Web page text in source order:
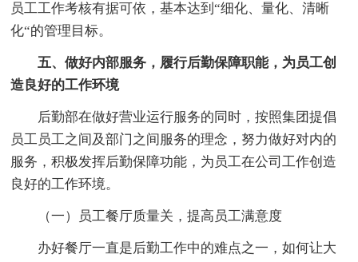
员工工作考核有据可依，基本达到“细化、量化、清晰
化“的管理目标。
五、做好内部服务，履行后勤保障职能，为员工创
造良好的工作环境
后勤部在做好营业运行服务的同时，按照集团提倡
员工员工之间及部门之间服务的理念，努力做好对内的
服务，积极发挥后勤保障功能，为员工在公司工作创造
良好的工作环境。
（一）员工餐厅质量关，提高员工满意度
办好餐厅一直是后勤工作中的难点之一，如何让大